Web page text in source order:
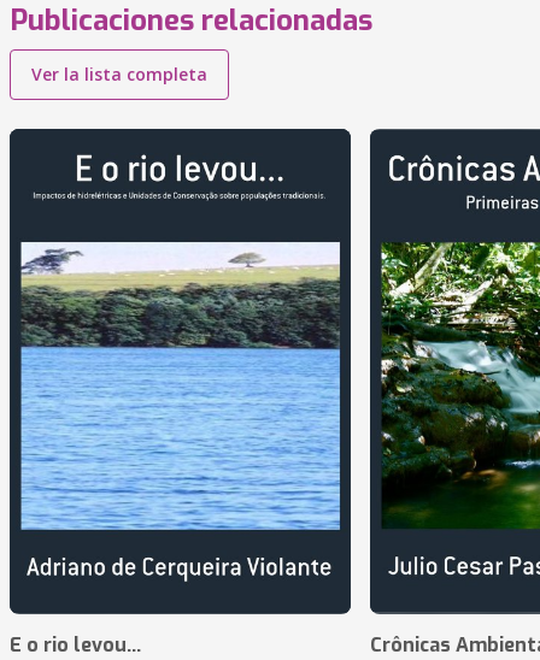
Publicaciones relacionadas
Ver la lista completa
E o rio levou... Crônicas